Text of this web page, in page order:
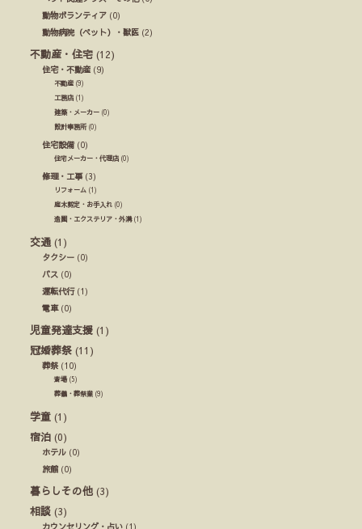
動物ボランティア (0)
動物病院（ペット）・獣医 (2)
不動産・住宅 (12)
住宅・不動産 (9)
不動産 (9)
工務店 (1)
建築・メーカー (0)
設計事務所(0)
住宅設備(0)
住宅メーカー・代理店 (0)
修理・工事(3)
リフォーム (1)
庭木剪定・お手入れ (0)
造園・エクステリア・外溝(1)
交通 (1)
タクシー (0)
バス (0)
運転代行(1)
電車(0)
児童発達支援 (1)
冠婚葬祭 (11)
葬祭(10)
斎場(5)
葬儀・葬祭業 (9)
学童 (1)
宿泊 (0)
ホテル (0)
旅館 (0)
暮らしその他 (3)
相談 (3)